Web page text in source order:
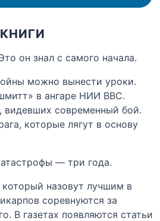
он знал с самого начала.
можно вынести уроки.
в ангаре НИИ ВВС.
видевших современный бой.
которые лягут в основу
— три года.
назовут лучшим в
соревнуются за
В газетах появляются статьи